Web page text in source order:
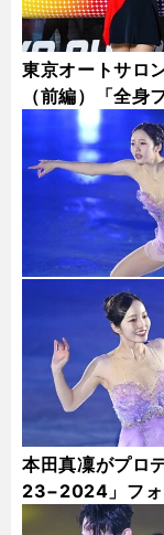
東京オートサロ
（前編）「全身
本田真凜がプロ
23−2024」フォ